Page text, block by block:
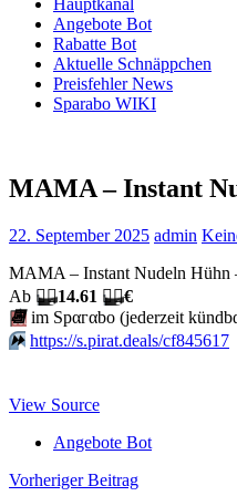
Hauptkanal
Angebote Bot
Rabatte Bot
Aktuelle Schnäppchen
Preisfehler News
Sparabo WIKI
MAMA – Instant
22. September 2025 admin
MAMA – Instant Nudeln Hühn
Аb 🏴‍☠️14.61 🏴‍☠️€
📆im Spαгαbο (jеdеrzеit
⏩️ https://s.pirat.deals/cf845617
View Source
Angebote Bot
Beitragsnavigation
Vorheriger Beitrag